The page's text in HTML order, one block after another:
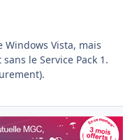
Vista, mais
le Service Pack 1.